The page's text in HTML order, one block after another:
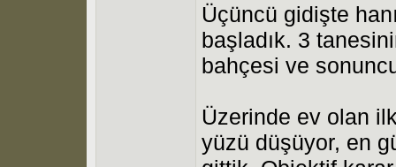
Üçüncü gidişte
başladık. 3
bahçesi ve
Üzerinde ev olan
yüzü düşüyor, en